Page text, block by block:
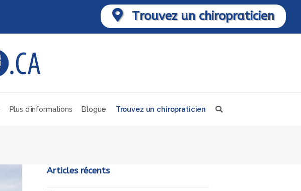
Trouvez un chiropraticien
Plus d’informations Blogue Trouvez un chiropraticien
Articles récents